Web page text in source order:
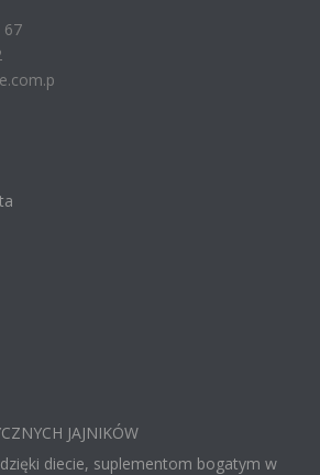
67
JAJNIKÓW
diecie, suplementom bogatym w